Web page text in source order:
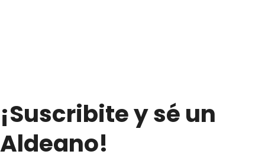
¡Suscribite y sé un
Aldeano!